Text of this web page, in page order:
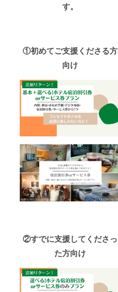
す。
①初めてご支援くださる方
向け
②すでに支援してくださっ
た方向け